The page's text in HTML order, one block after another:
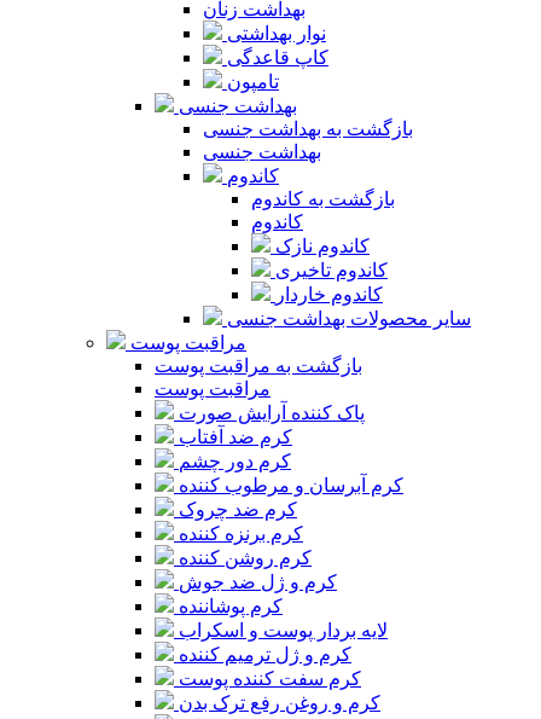
بهداشت زنان
نوار بهداشتی
کاپ قاعدگی
تامپون
بهداشت جنسی
بازگشت به بهداشت جنسی
بهداشت جنسی
کاندوم
بازگشت به کاندوم
کاندوم
کاندوم نازک
کاندوم تاخیری
کاندوم خاردار
سایر محصولات بهداشت جنسی
مراقبت پوست
بازگشت به مراقبت پوست
مراقبت پوست
پاک کننده آرایش صورت
کرم ضد آفتاب
کرم دور چشم
کرم آبرسان و مرطوب کننده
کرم ضد چروک
کرم برنزه کننده
کرم روشن کننده
کرم و ژل ضد جوش
کرم پوشاننده
لایه بردار پوست و اسکراب
کرم و ژل ترمیم کننده
کرم سفت کننده پوست
کرم و روغن رفع ترک بدن